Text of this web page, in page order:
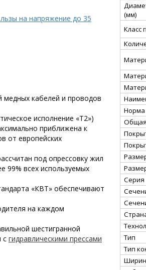
на напряжение до 35
медных кабелей и проводов
исполнение «Т2»)
приближена к
от европейских
под опрессовку жил
99% всех используемых
«КВТ» обеспечивают
на каждом
шестигранной
с гидравлическими прессами
(мм)
Класс
Норма
Серия
Тип
Тип